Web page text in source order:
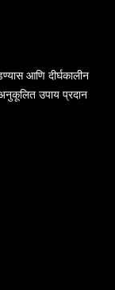
आणि दीर्घकालीन
अनुकूलित उपाय प्रदान